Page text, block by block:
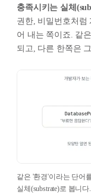
충족시키는 실체
권한, 비밀번호처럼
어 내는 쪽이죠. 같
되고, 다른 한쪽은
같은 '환경'이라는 단어
실체(substrate)로 봅니다.